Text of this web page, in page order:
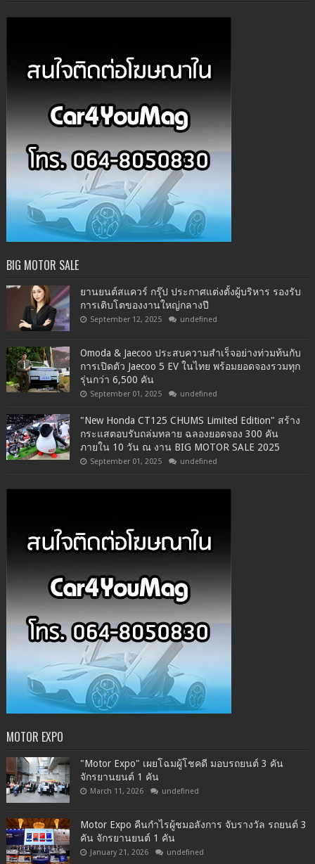
BIG MOTOR SALE
ยานยนต์สแควร์ กรุ๊ป ประกาศแต่งตั้งผู้บริหาร รองรับ
การเติบโตของงานใหญ่กลางปี
September 12, 2025 undefined
Omoda & Jaecoo ประสบความสำเร็จอย่างท่วมท้นกับ
การเปิดตัว Jaecoo 5 EV ในไทย พร้อมยอดจองรวมทุก
รุ่นกว่า 6,500 คัน
September 01, 2025 undefined
"New Honda CT125 CHUMS Limited Edition" สร้าง
กระแสตอบรับถล่มทลาย ฉลองยอดจอง 300 คัน
ภายใน 10 วัน ณ งาน BIG MOTOR SALE 2025
September 01, 2025 undefined
MOTOR EXPO
"Motor Expo" เผยโฉมผู้โชคดี มอบรถยนต์ 3 คัน
จักรยานยนต์ 1 คัน
March 11, 2026 undefined
Motor Expo คืนกำไรผู้ชมอลังการ จับรางวัล รถยนต์ 3
คัน จักรยานยนต์ 1 คัน
January 21, 2026 undefined